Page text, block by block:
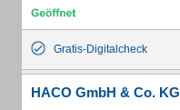
Gratis-Digitalcheck
HACO GmbH & Co. KG